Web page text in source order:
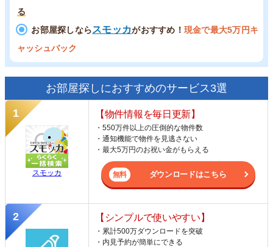
る
お部屋探しならスモッカがおすすめ！ 現金で最大5万円キ
ャッシュバック
お部屋探しにおすすめのサービス3選
スモッカ
【物件情報を毎日更新】
・550万件以上の圧倒的な物件数
・通知機能で物件を見逃さない
・最大5万円のお祝い金がもらえる
ダウンロードはこちら
【シンプルで使いやすい】
・累計500万ダウンロードを突破
・内見予約が簡単にできる